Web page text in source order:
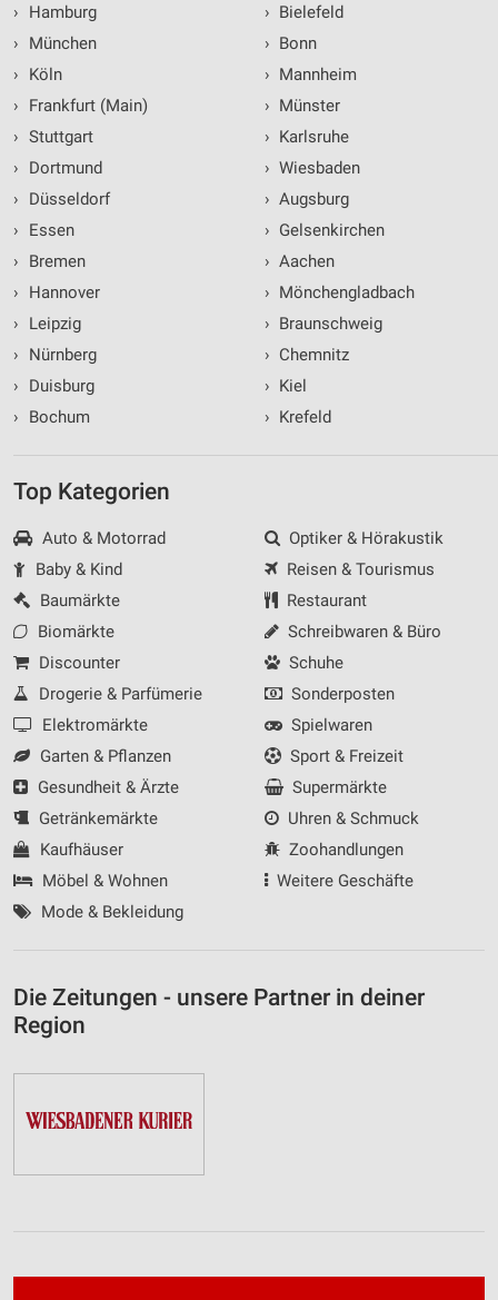
›
Hamburg
›
München
›
Köln
›
Frankfurt (Main)
› Stuttgart
›
Dortmund
›
Düsseldorf
›
Essen
›
Bremen
›
Hannover
›
Leipzig
›
Nürnberg
›
Duisburg
›
Bochum
› Bielefeld
› Bonn
› Mannheim
› Münster
› Karlsruhe
› Wiesbaden
› Augsburg
› Gelsenkirchen
› Aachen
› Mönchengladbach
› Braunschweig
› Chemnitz
› Kiel
› Krefeld
Top Kategorien
Auto & Motorrad
Baby & Kind
Baumärkte
Biomärkte
Discounter
Drogerie & Parfümerie
Elektromärkte
Garten & Pflanzen
Gesundheit & Ärzte
Getränkemärkte
Kaufhäuser
Möbel & Wohnen
Mode & Bekleidung
Optiker & Hörakustik
Reisen & Tourismus
Restaurant
Schreibwaren & Büro
Schuhe
Sonderposten
Spielwaren
Sport & Freizeit
Supermärkte
Uhren & Schmuck
Zoohandlungen
Weitere Geschäfte
Die Zeitungen - unsere Partner in deiner
Region